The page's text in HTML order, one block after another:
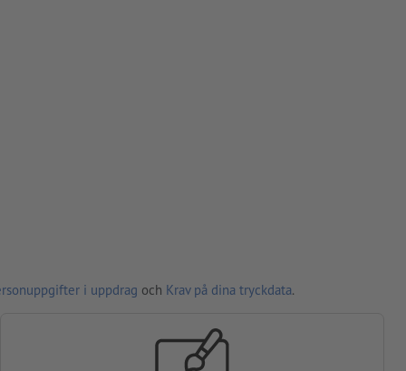
i uppdrag och Krav på dina tryckdata.